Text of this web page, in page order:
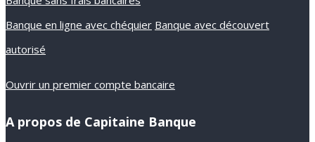
Banque en ligne avec chéquier Banque avec découvert
autorisé
Ouvrir un premier compte bancaire
A propos de Capitaine Banque